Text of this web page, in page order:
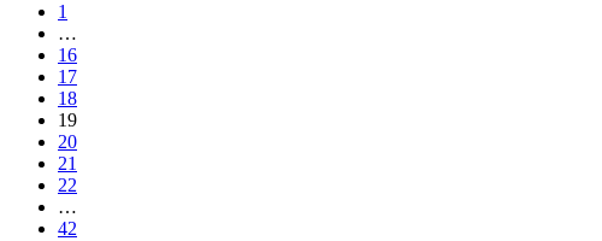
1
…
16
17
18
19
20
21
22
…
42